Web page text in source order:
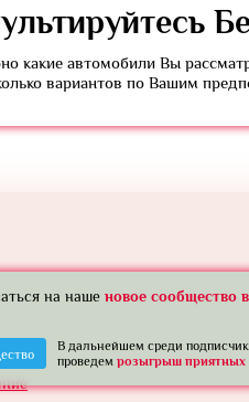
какие автомобили Вы
вариантов по Вашим
на наше новое сообщество
В дальнейшем среди
проведем розыгрыш приятных